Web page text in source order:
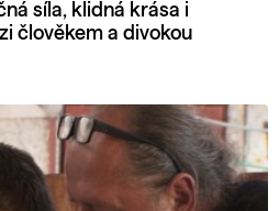
síla, klidná krása i
člověkem a divokou